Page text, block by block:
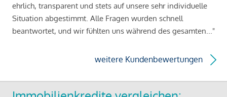
ehrlich, transparent und stets auf unsere sehr individuelle
Situation abgestimmt. Alle Fragen wurden schnell
beantwortet, und wir fühlten uns während des gesamten..."
weitere Kundenbewertungen